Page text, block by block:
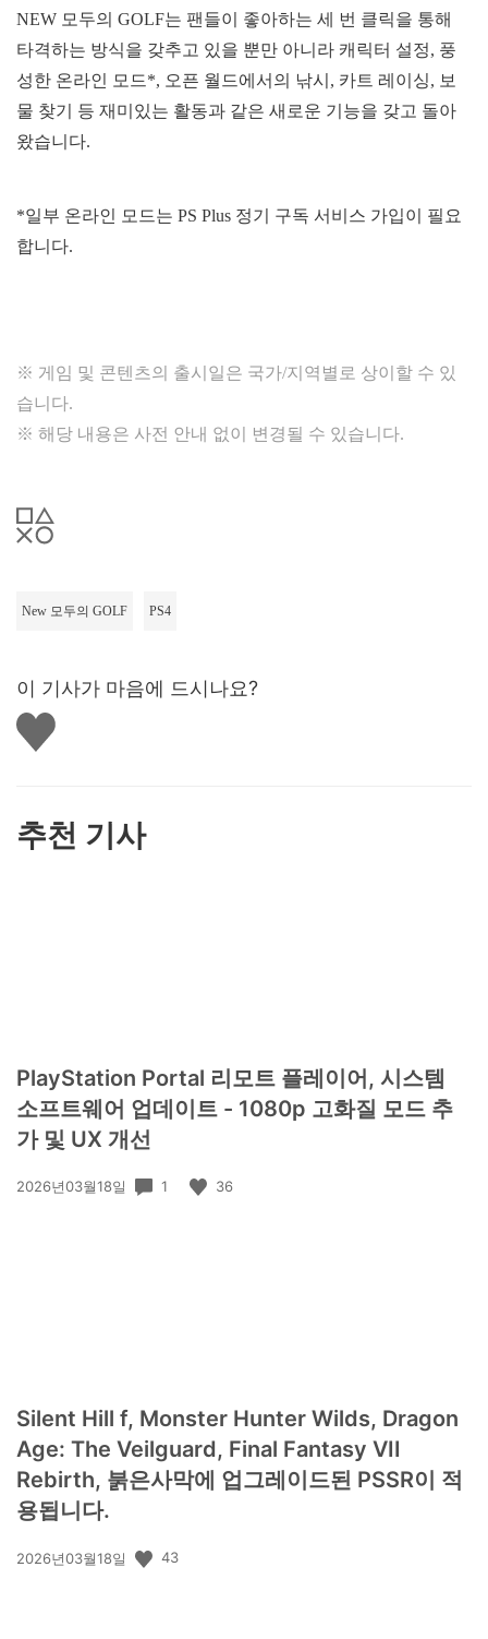
NEW 모두의 GOLF는 팬들이 좋아하는 세 번 클릭을 통해
타격하는 방식을 갖추고 있을 뿐만 아니라 캐릭터 설정, 풍
성한 온라인 모드*, 오픈 월드에서의 낚시, 카트 레이싱, 보
물 찾기 등 재미있는 활동과 같은 새로운 기능을 갖고 돌아
왔습니다.
*일부 온라인 모드는 PS Plus 정기 구독 서비스 가입이 필요
합니다.
※ 게임 및 콘텐츠의 출시일은 국가/지역별로 상이할 수 있
습니다.
※ 해당 내용은 사전 안내 없이 변경될 수 있습니다.
New 모두의 GOLF PS4
이 기사가 마음에 드시나요?
좋
아
추천 기사
PlayStation Portal 리모트 플레이어, 시스템
소프트웨어 업데이트 - 1080p 고화질 모드 추
가 및 UX 개선
공
2026년03월18일 1 36
Silent Hill f, Monster Hunter Wilds, Dragon
Age: The Veilguard, Final Fantasy VII
Rebirth, 붉은사막에 업그레이드된 PSSR이 적
용됩니다.
공
2026년03월18일 43